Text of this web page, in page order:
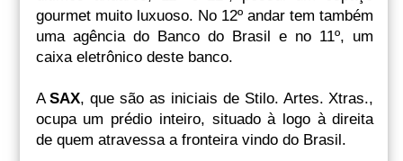
gourmet muito luxuoso. No 12º andar tem também
uma agência do Banco do Brasil e no 11º, um
caixa eletrônico deste banco.
ASAX, que são as iniciais de Stilo. Artes. Xtras.,
ocupa um prédio inteiro, situado à logo à direita
de quem atravessa a fronteira vindo do Brasil.